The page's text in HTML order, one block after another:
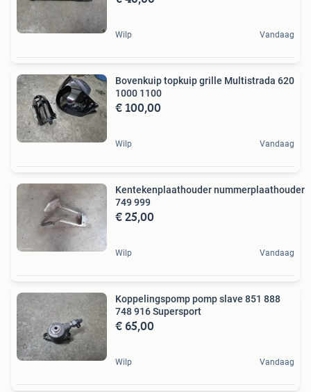
Wilp Vandaag
Bovenkuip topkuip grille Multistrada 620
1000 1100
€ 100,00
Wilp Vandaag
Kentekenplaathouder nummerplaathouder
749 999
€ 25,00
Wilp Vandaag
Koppelingspomp pomp slave 851 888
748 916 Supersport
€ 65,00
Wilp Vandaag